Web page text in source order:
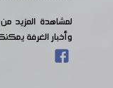
لمشاهدة المزيد
وأخبار الغرفة